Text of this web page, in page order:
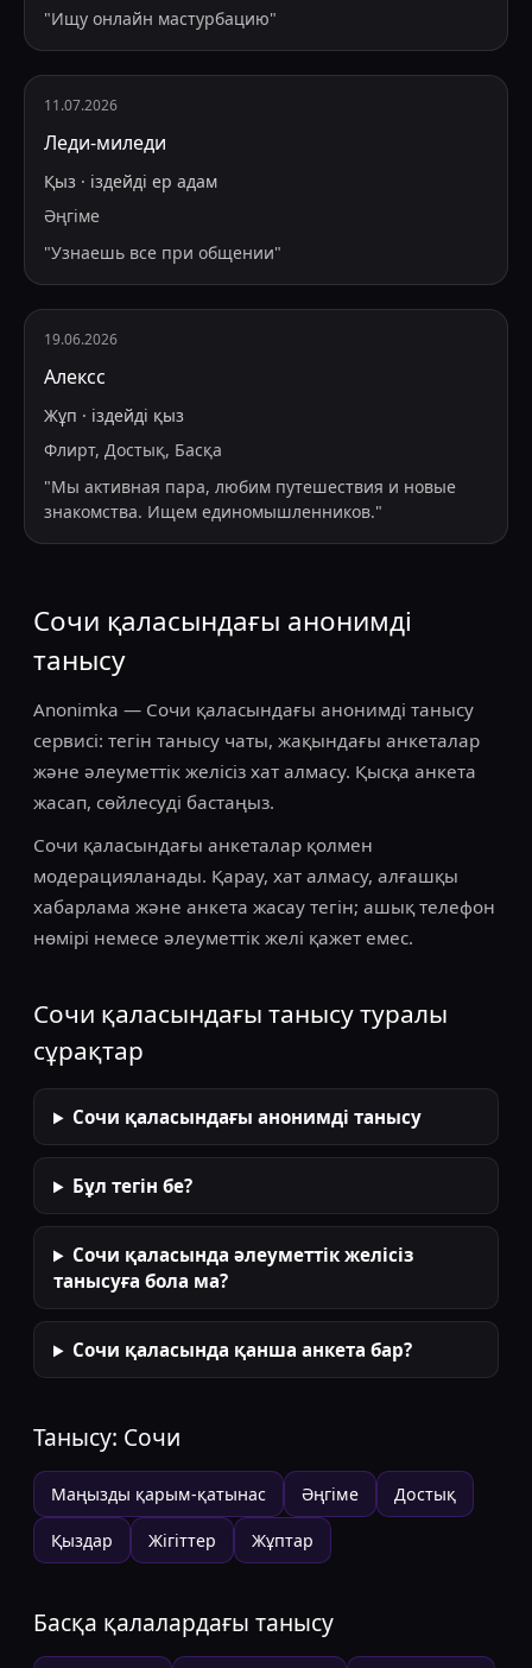
"Ищу онлайн мастурбацию"
11.07.2026
Леди-миледи
Қыз · іздейді ер адам
Әңгіме
"Узнаешь все при общении"
19.06.2026
Алексс
Жұп · іздейді қыз
Флирт, Достық, Басқа
"Мы активная пара, любим путешествия и новые
знакомства. Ищем единомышленников."
Сочи қаласындағы анонимді
танысу
Anonimka — Сочи қаласындағы анонимді танысу
сервисі: тегін танысу чаты, жақындағы анкеталар
және әлеуметтік желісіз хат алмасу. Қысқа анкета
жасап, сөйлесуді бастаңыз.
Сочи қаласындағы анкеталар қолмен
модерацияланады. Қарау, хат алмасу, алғашқы
хабарлама және анкета жасау тегін; ашық телефон
нөмірі немесе әлеуметтік желі қажет емес.
Сочи қаласындағы танысу туралы
сұрақтар
Сочи қаласындағы анонимді танысу
Бұл тегін бе?
Сочи қаласында әлеуметтік желісіз
танысуға бола ма?
Сочи қаласында қанша анкета бар?
Танысу: Сочи
Маңызды қарым-қатынас Әңгіме Достық
Қыздар Жігіттер Жұптар
Басқа қалалардағы танысу